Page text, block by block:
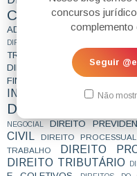
concursos
complemento
Seguir
Não
ADOLESCENTE
DIREITO DA
DIREITO DE ENSINO
TRABALHO
DIREITO
DIREITO EMPRESARIAL
FINANCEIRO
INTERNACIONAL
DIREITO PENAL
NEGOCIAL
DIREITO
CIVIL
DIREITO
TRABALHO
DIREITO
DIREITO TRIBUTÁRIO